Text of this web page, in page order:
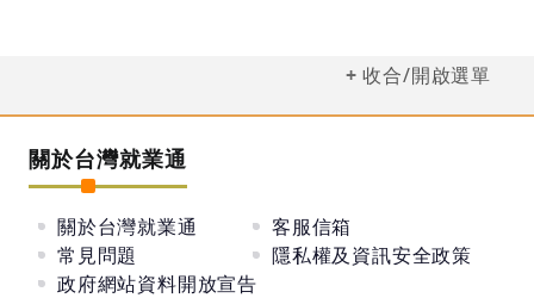
收合/開啟選單
關於台灣就業通
關於台灣就業通
客服信箱
常見問題
隱私權及資訊安全政策
政府網站資料開放宣告